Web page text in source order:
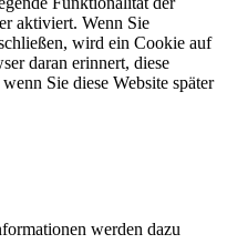
aktiviert. Wenn Sie
wird ein Cookie auf
daran erinnert, diese
Sie diese Website später
werden dazu